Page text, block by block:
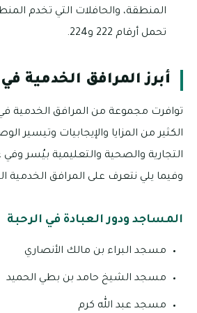
المنطقة، والحافلات التي تخدم
تحمل أرقام 222 و224.
أبرز المرافق الخدمية في
توافرت مجموعة من المرافق الخدمية في
الكثير من المزايا والإيجابيات وتيسير
التجارية والصحية والتعليمية بيُسر
وفيما يلي نتعرف على المرافق الخدمية
المساجد ودور العبادة في الرحبة
مسجد البراء بن مالك الأنصاري
مسجد الشيخ حامد بن بطي الحميد
مسجد عبد الله كرم